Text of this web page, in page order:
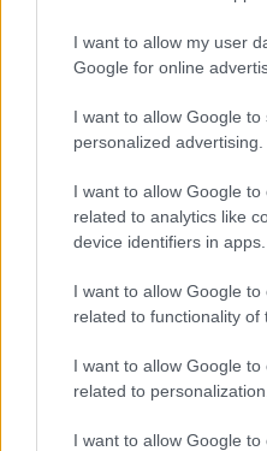
I want to allow my user
Google for online
I want to allow Google to
personalized advertising.
I want to allow Google to
related to analytics like
device identifiers in apps.
I want to allow Google to
related to functionality of
I want to allow Google to
related to personalization.
I want to allow Google to